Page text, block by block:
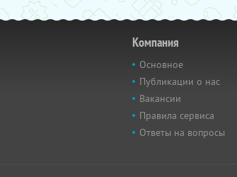
Компания
Основное
Публикации о нас
Вакансии
Правила сервиса
Ответы на вопросы